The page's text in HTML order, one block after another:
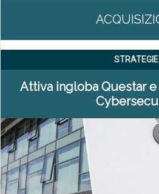
STRATEGIE
Attiva ingloba Questar e